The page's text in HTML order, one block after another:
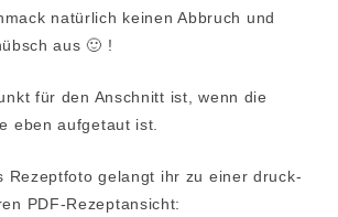
natürlich keinen Abbruch und
aus 🙂 !
für den Anschnitt ist, wenn die
eben aufgetaut ist.
Rezeptfoto gelangt ihr zu einer druck-
PDF-Rezeptansicht: